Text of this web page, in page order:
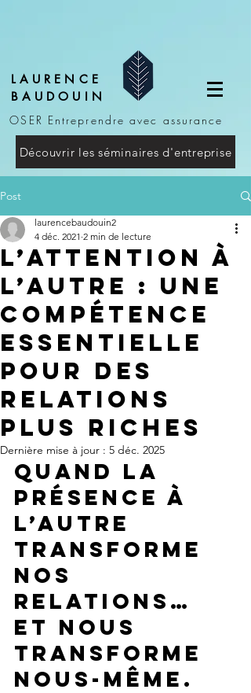
LAURENCE
BAUDOUIN
OSER Entreprendre avec assurance
Découvrir les séminaires d'entreprise
Post
L’attention à
l’autre : une
compétence
essentielle
pour des
relations
plus riches
laurencebaudouin2
4 déc. 2021 2 min de lecture
Dernière mise à jour : 5 déc. 2025
Quand la
présence à
l’autre
transforme
nos
relations…
et nous
transforme
nous-même.